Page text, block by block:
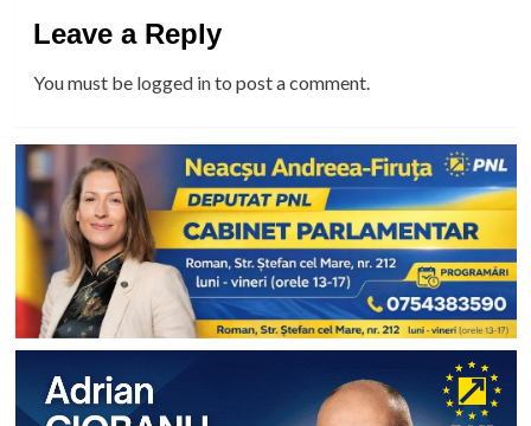
Leave a Reply
You must be logged into post a comment.